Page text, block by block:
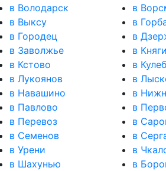
в Володарск
в
в Выксу
в
в Городец
в
в Заволжье
в
в Кстово
в
в Лукоянов
в
в Навашино
в
в Павлово
в
в Перевоз
в
в Семенов
в
в Урени
в
в Шахунью
в